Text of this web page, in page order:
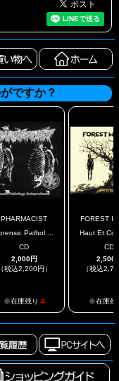
ですか？
PHARMACIST
Pathol ...
CD
2,000円
（税込2,200円）
※在庫残り 4
FOREST
Haut Et
CD
2,500
（税込
※在庫残